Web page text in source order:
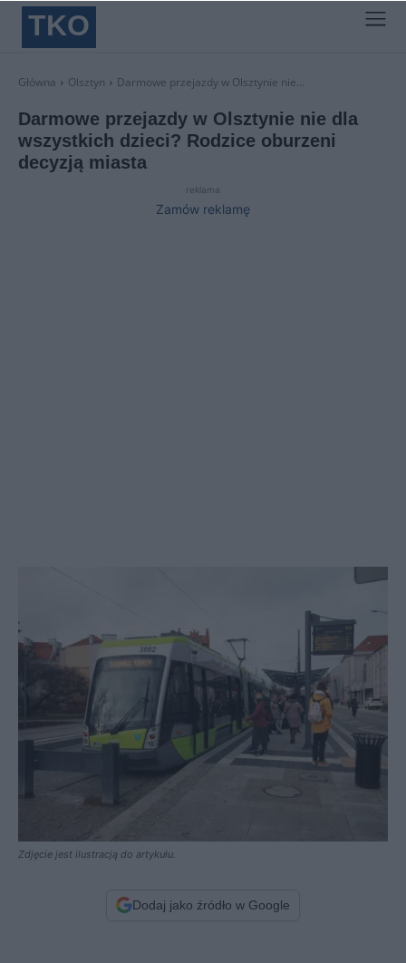
TKO
Główna Olsztyn Darmowe przejazdy w Olsztynie nie...
Darmowe przejazdy w Olsztynie nie dla
wszystkich dzieci? Rodzice oburzeni
decyzją miasta
reklama
Zamów reklamę
Zdjęcie jest ilustracją do artykułu.
Dodaj jako źródło w Google